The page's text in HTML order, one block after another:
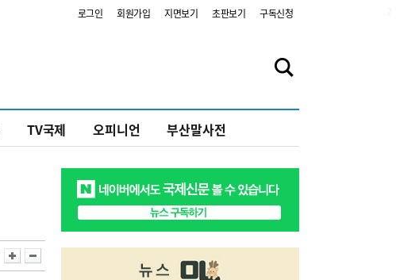
로그인 회원가입 지면보기 초판보기 구독신청
TV국제 오피니언 부산말사전